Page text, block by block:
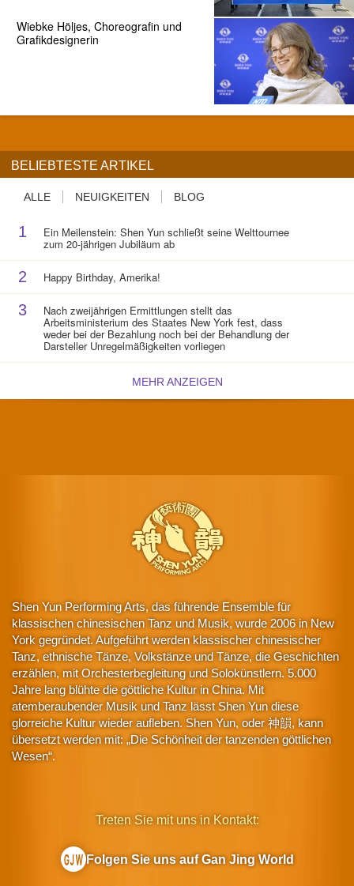
Wiebke Höljes, Choreografin und
Grafikdesignerin
BELIEBTESTE ARTIKEL
ALLE NEUIGKEITEN BLOG
1 Ein Meilenstein: Shen Yun schließt seine Welttournee
zum 20-jährigen Jubiläum ab
2 Happy Birthday, Amerika!
3 Nach zweijährigen Ermittlungen stellt das
Arbeitsministerium des Staates New York fest, dass
weder bei der Bezahlung noch bei der Behandlung der
Darsteller Unregelmäßigkeiten vorliegen
MEHR ANZEIGEN
Shen Yun Performing Arts, das führende Ensemble für
klassischen chinesischen Tanz und Musik, wurde 2006 in New
York gegründet. Aufgeführt werden klassischer chinesischer
Tanz, ethnische Tänze, Volkstänze und Tänze, die Geschichten
erzählen, mit Orchesterbegleitung und Solokünstlern. 5.000
Jahre lang blühte die göttliche Kultur in China. Mit
atemberaubender Musik und Tanz lässt Shen Yun diese
glorreiche Kultur wieder aufleben. Shen Yun, oder 神韻, kann
übersetzt werden mit: „Die Schönheit der tanzenden göttlichen
Wesen“.
Treten Sie mit uns in Kontakt:
Folgen Sie uns auf Gan Jing World